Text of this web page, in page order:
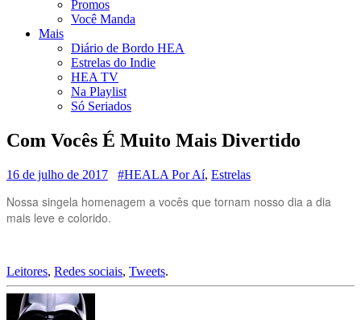
Promos
Você Manda
Mais
Diário de Bordo HEA
Estrelas do Indie
HEA TV
Na Playlist
Só Seriados
Com Vocês É Muito Mais Divertido
16 de julho de 2017 #HEALA Por Aí, Estrelas
Nossa singela homenagem a vocês que tornam nosso dia a dia
mais leve e colorido.
Leitores, Redes sociais, Tweets.